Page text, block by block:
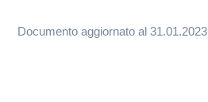
Documento aggiornato al 31.01.2023